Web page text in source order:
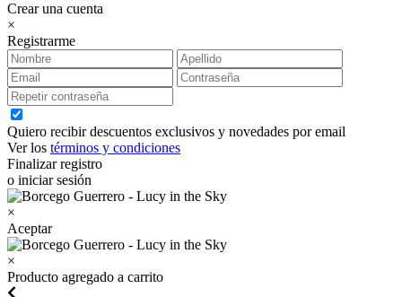
Crear una cuenta
×
Registrarme
Quiero recibir descuentos exclusivos y novedades por email
Ver los términos y condiciones
Finalizar registro
o iniciar sesión
×
Aceptar
×
Producto agregado a carrito